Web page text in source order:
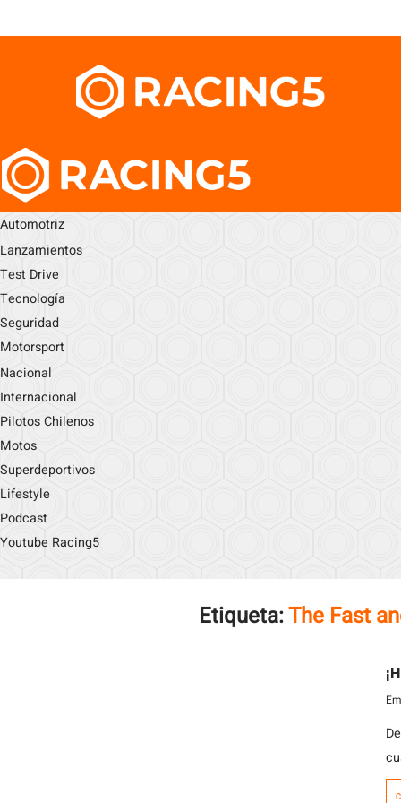
Automotriz
Lanzamientos
Test Drive
Tecnología
Seguridad
Motorsport
Nacional
Internacional
Pilotos Chilenos
Motos
Superdeportivos
Lifestyle
Podcast
Youtube Racing5
Etiqueta:The Fast